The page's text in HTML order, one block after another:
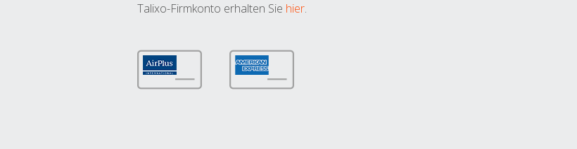
Talixo-Firmkonto erhalten Sie hier.